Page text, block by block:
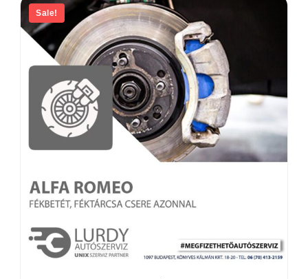
Sale!